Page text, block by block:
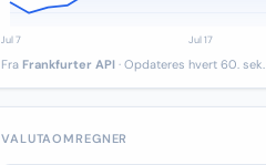
Fra Frankfurter API · Opdateres hvert 60. sek.
VALUTAOMREGNER